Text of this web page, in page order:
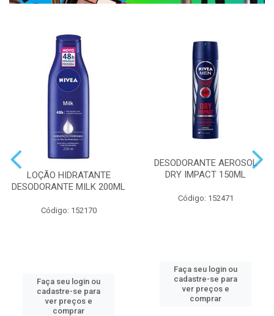
LOÇÃO HIDRATANTE
DESODORANTE MILK 200ML
Código: 152170
Faça seu login ou
cadastre-se para
ver preços e
comprar
DESODORANTE AEROSOL
DRY IMPACT 150ML
Código: 152471
Faça seu login ou
cadastre-se para
ver preços e
comprar